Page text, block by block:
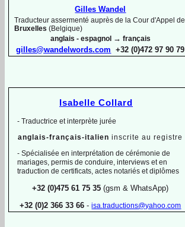
Gilles Wandel
Traducteur assermenté auprès de la Cour d'Appel de
Bruxelles (Belgique)
anglais - espagnol → français
gilles@wandelwords.com +32 (0)472 97 90 79
Isabelle Collard
- Traductrice et interprète jurée
anglais-français-italien inscrite au registre
- Spécialisée en interprétation de cérémonie de
mariages, permis de conduire, interviews et en
traduction de certificats, actes notariés et diplômes
+32 (0)475 61 75 35 (gsm & WhatsApp)
+32 (0)2 366 33 66- isa.traductions@yahoo.com